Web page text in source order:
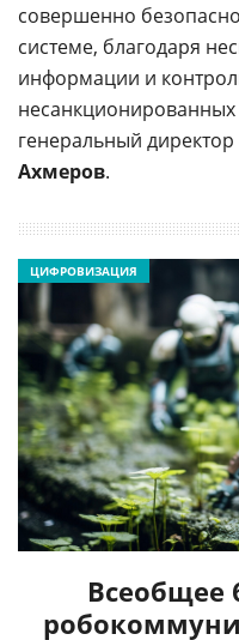
совершенно
системе, благодаря
информации и
несанкционированных
генеральный директор
Ахмеров.
Всеобщее
ЦИФРОВИЗАЦИЯ